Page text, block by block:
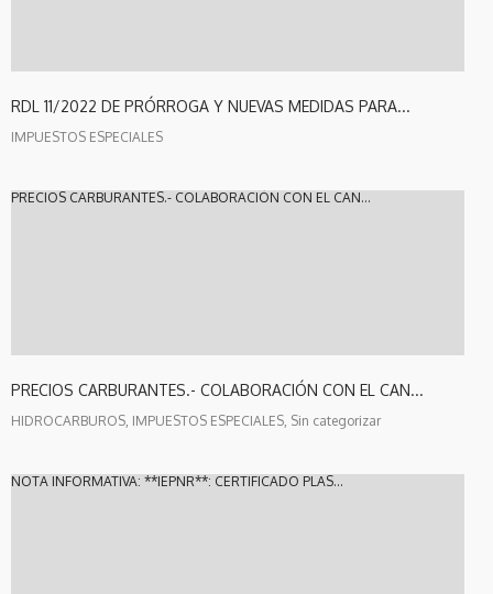
RDL 11/2022 DE PRÓRROGA Y NUEVAS MEDIDAS PARA...
IMPUESTOS ESPECIALES
PRECIOS CARBURANTES.- COLABORACIÓN CON EL CAN...
PRECIOS CARBURANTES.- COLABORACIÓN CON EL CAN...
HIDROCARBUROS, IMPUESTOS ESPECIALES, Sin categorizar
NOTA INFORMATIVA: **IEPNR**: CERTIFICADO PLAS...